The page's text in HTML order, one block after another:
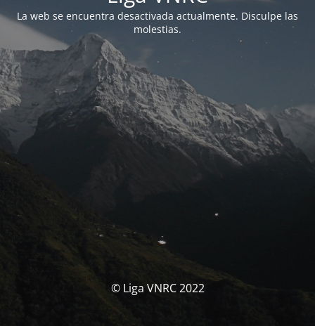
La web se encuentra desactivada actualmente. Disculpe las
molestias.
© Liga VNRC 2022